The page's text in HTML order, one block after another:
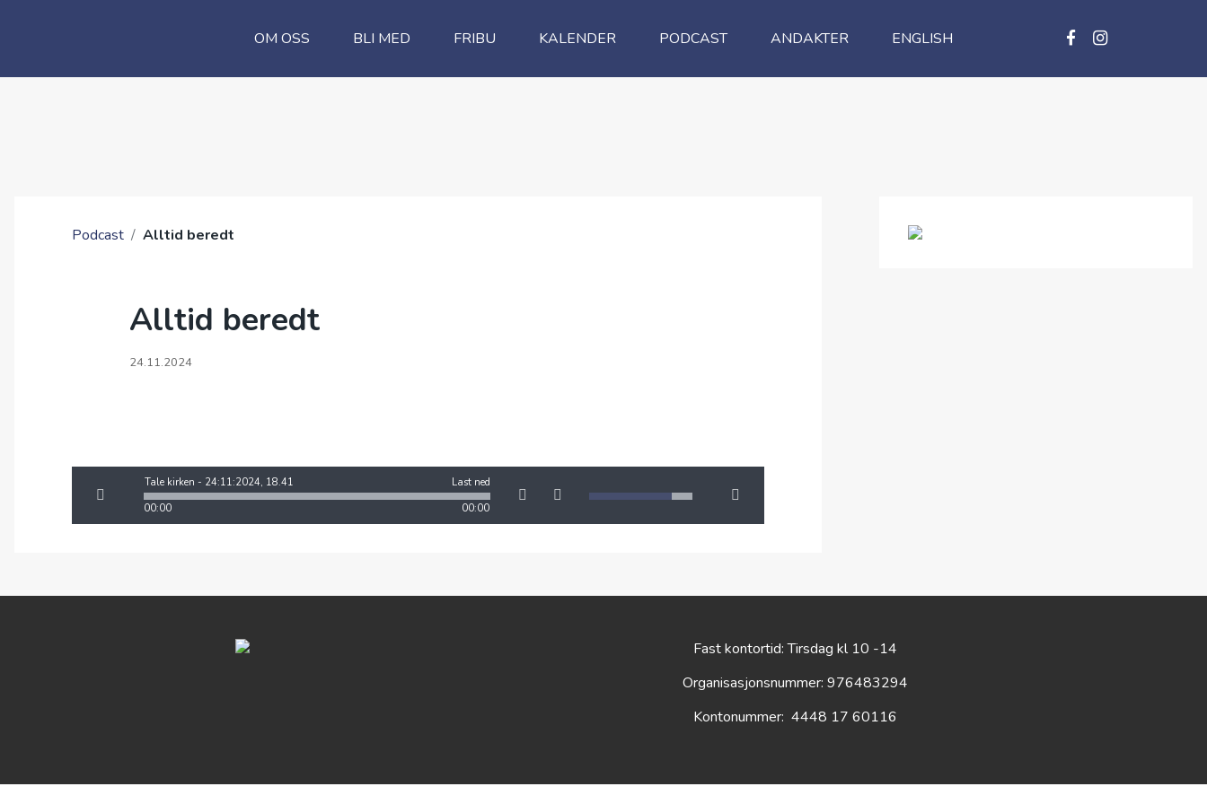
OM OSS BLI MED FRIBU KALENDER PODCAST ANDAKTER ENGLISH
Podcast / Alltid beredt
Alltid beredt
24.11.2024
00:00 00:00
Tale kirken - 24:11:2024, 18.41 Last ned
Fast kontortid: Tirsdag kl 10 -14
Organisasjonsnummer: 976483294
Kontonummer: 4448 17 60116